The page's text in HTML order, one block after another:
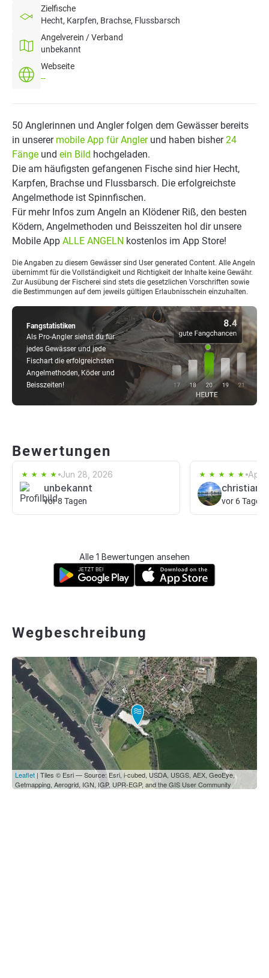
Zielfische
Hecht, Karpfen, Brachse, Flussbarsch
Angelverein / Verband
unbekannt
Webseite
--
Fangstatistiken
Als Pro-Angler siehst du für
jedes Gewässer und jede
Fischart die erfolgreichsten
Angelmethoden, Köder und
Beisszeiten!
50 Anglerinnen und Angler folgen dem Gewässer bereits
in unserer mobile App für Anglerund haben bisher24
Fänge und ein Bild hochgeladen.
Die am häufigsten gefangenen Fische sind hier Hecht,
Karpfen, Brachse und Flussbarsch. Die erfolgreichste
Angelmethode ist Spinnfischen.
Für mehr Infos zum Angeln an Klödener Riß, den besten
Ködern, Angelmethoden und Beisszeiten hol dir unsere
Mobile App ALLE ANGELN kostenlos im App Store!
Die Angaben zu diesem Gewässer sind User generated Content. Alle Angeln
übernimmt für die Vollständigkeit und Richtigkeit der Inhalte keine Gewähr.
Zur Ausübung der Fischerei sind stets die gesetzlichen Vorschriften sowie
die Bestimmungen auf dem jeweils gültigen Erlaubnisschein einzuhalten.
Bewertungen
Jun 28, 2026
unbekannt
vor 8 Tagen
Apr
christian
vor 6 Tagen
Alle 1 Bewertungen ansehen
Wegbeschreibung
Leaflet | Tiles © Esri — Source: Esri, i-cubed, USDA, USGS, AEX, GeoEye,
Getmapping, Aerogrid, IGN, IGP, UPR-EGP, and the GIS User Community